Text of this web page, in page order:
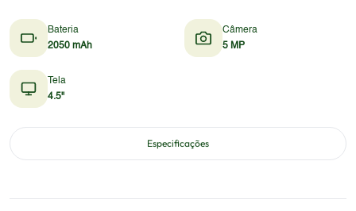
Bateria
2050 mAh
Câmera
5 MP
Tela
4.5"
Especificações